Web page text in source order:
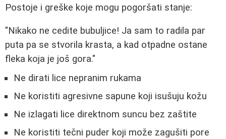
Postoje i greške koje mogu pogoršati stanje:
"Nikako ne cedite bubuljice! Ja sam to radila par
puta pa se stvorila krasta, a kad otpadne ostane
fleka koja je još gora."
Ne dirati lice nepranim rukama
Ne koristiti agresivne sapune koji isušuju kožu
Ne izlagati lice direktnom suncu bez zaštite
Ne koristiti tečni puder koji može zagušiti pore